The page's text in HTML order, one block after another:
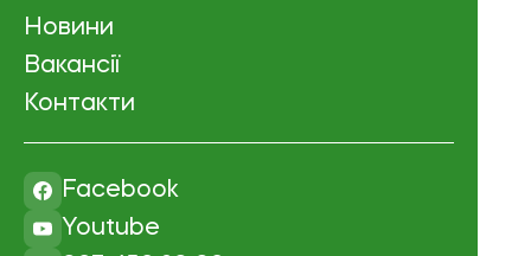
Новини
Вакансії
Контакти
Facebook
Youtube